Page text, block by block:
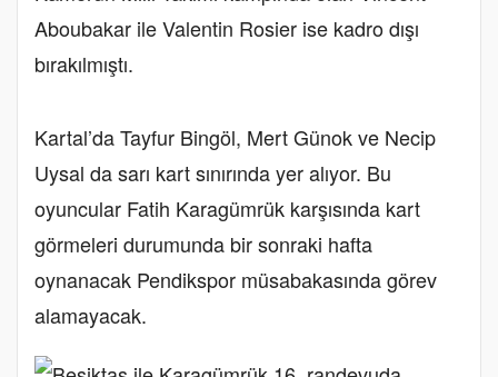
Aboubakar ile Valentin Rosier ise kadro dışı
bırakılmıştı.
Kartal’da Tayfur Bingöl, Mert Günok ve Necip
Uysal da sarı kart sınırında yer alıyor. Bu
oyuncular Fatih Karagümrük karşısında kart
görmeleri durumunda bir sonraki hafta
oynanacak Pendikspor müsabakasında görev
alamayacak.